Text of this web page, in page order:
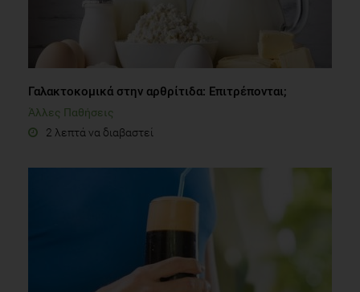
Γαλακτοκομικά στην αρθρίτιδα: Επιτρέπονται;
Άλλες Παθήσεις
2 λεπτά να διαβαστεί